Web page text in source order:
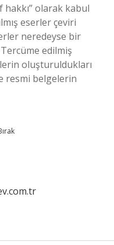
hakkı” olarak kabul
eserler çeviri
neredeyse bir
edilmiş
oluşturuldukları
resmi belgelerin